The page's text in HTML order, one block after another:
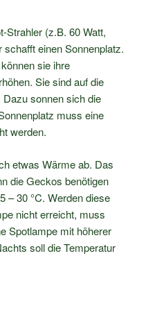
Strahler (z.B. 60 Watt,
schafft einen Sonnenplatz.
sie ihre
Sie sind auf die
sonnen sich die
muss eine
werden.
etwas Wärme ab. Das
die Geckos benötigen
– 30 °C. Werden diese
nicht erreicht, muss
Spotlampe mit höherer
soll die Temperatur